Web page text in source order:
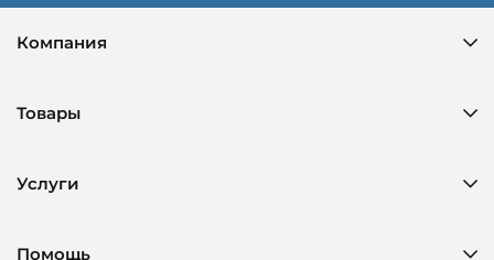
Компания
Товары
Услуги
Помощь